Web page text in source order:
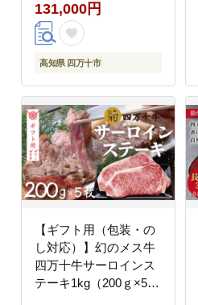
131,000円
高知県 四万十市
【ギフト用（包装・の
し対応）】幻のメス牛
四万十牛サーロインス
テーキ1kg（200ｇ×5